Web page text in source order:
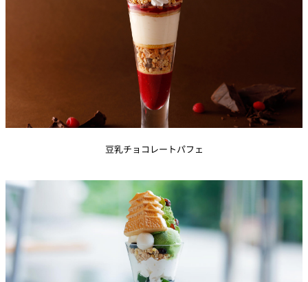
メールマガジ
ン"Letter
OTANI"ご登録
フォーム
豆乳チョコレートパフェ